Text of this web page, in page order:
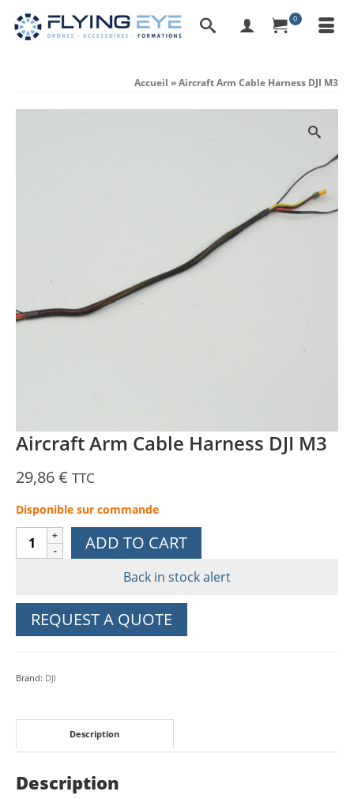
0
Accueil »Aircraft Arm Cable Harness DJI M3
Aircraft Arm Cable Harness DJI M3
29,86€ TTC
Disponible sur commande
Aircraft
Arm
M3
ADD TO CART
Back in stock alert
REQUEST A QUOTE
Brand: DJI
Description
Description